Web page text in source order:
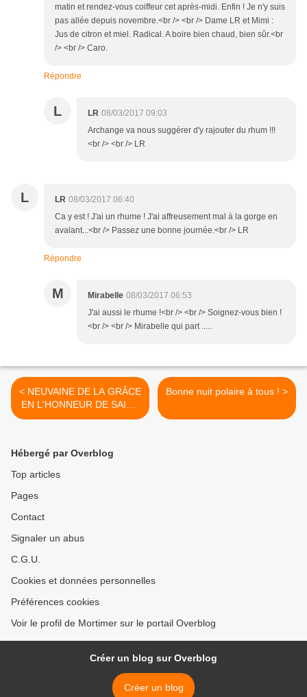
matin et rendez-vous coiffeur cet après-midi. Enfin ! Je n'y suis
pas allée depuis novembre.<br /> <br /> Dame LR et Mimi :
Jus de citron et miel. Radical. A boire bien chaud, bien sûr.<br
/> <br /> Caro.
Répondre
L LR 08/03/2017 09:03
Archange va nous suggérer d'y rajouter du rhum !!!
<br /> <br /> LR
L LR 08/03/2017 06:40
Ca y est ! J'ai un rhume ! J'ai affreusement mal à la gorge en
avalant...<br /> Passez une bonne journée.<br /> LR
Répondre
M Mirabelle 08/03/2017 06:53
J'ai aussi le rhume !<br /> <br /> Soignez-vous bien !
<br /> <br /> Mirabelle qui part .....
< NEUVAINE DE LA GRÂCE
EN L'HONNEUR DE SAINT
FRANÇOIS-XAVIER ( du 4
Bonne nuit polaire à tous ! >
Hébergé par Overblog
Top articles
Pages
Contact
Signaler un abus
C.G.U.
Cookies et données personnelles
Préférences cookies
Voir le profil de Mortimer sur le portail Overblog
Créer un blog sur Overblog
Créer un blog